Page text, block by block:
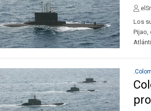
Los
Pijao,